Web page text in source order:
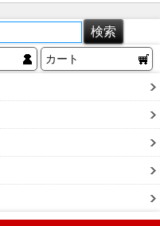
カート